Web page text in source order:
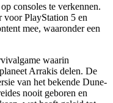
consoles te verkennen.
PlayStation 5 en
mee, waaronder een
waarin
Arrakis delen. De
van het bekende Dune-
nooit geboren en